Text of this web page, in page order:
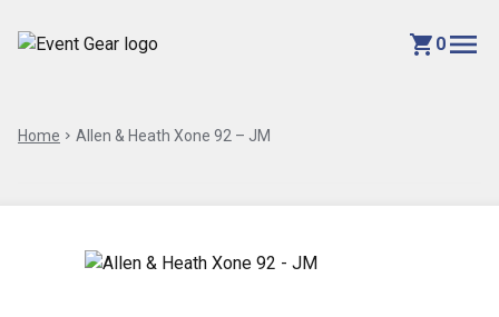
shopping_cart 0 menu
Home chevron_right Allen & Heath Xone 92 – JM